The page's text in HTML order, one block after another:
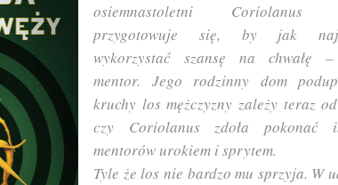
osiemnastoletni Coriolanus
przygotowuje się, by jak
wykorzystać szansę na chwałę
mentor. Jego rodzinny dom
kruchy los mężczyzny zależy teraz
czy Coriolanus zdoła pokonać
mentorów urokiem i sprytem.
Tyle że los nie bardzo mu sprzyja. W